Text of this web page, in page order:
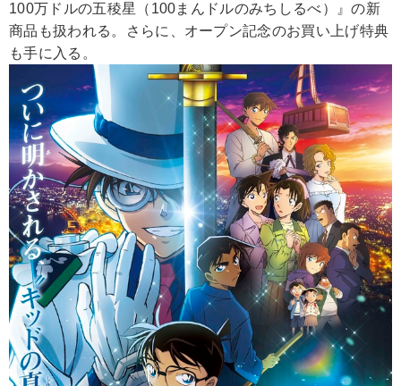
100万ドルの五稜星（100まんドルのみちしるべ）』の新
商品も扱われる。さらに、オープン記念のお買い上げ特典
も手に入る。